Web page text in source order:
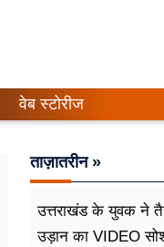
वेब स्टोरीज
ताज़ातरीन »
उत्तराखंड के युवक ने
उड़ान का VIDEO